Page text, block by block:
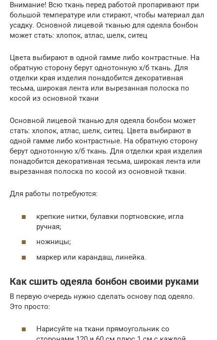
Внимание! Всю ткань перед работой пропаривают при
большой температуре или стирают, чтобы материал дал
усадку. Основной лицевой тканью для одеяла бонбон
может стать: хлопок, атлас, шелк, ситец
Цвета выбирают в одной гамме либо контрастные. На
обратную сторону берут однотонную х/б ткань. Для
отделки края изделия понадобится декоративная
тесьма, широкая лента или вырезанная полоска по
косой из основной ткани
Основной лицевой тканью для одеяла бонбон может
стать: хлопок, атлас, шелк, ситец. Цвета выбирают в
одной гамме либо контрастные. На обратную сторону
берут однотонную х/б ткань. Для отделки края изделия
понадобится декоративная тесьма, широкая лента или
вырезанная полоска по косой из основной ткани.
Для работы потребуются:
крепкие нитки, булавки портновские, игла
ручная;
ножницы;
маркер или карандаш, линейка.
Как сшить одеяла бонбон своими руками
В первую очередь нужно сделать основу под одеяло.
Это просто:
Нарисуйте на ткани прямоугольник со